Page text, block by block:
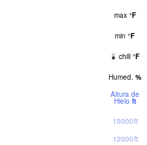
max °F
min °F
chill °F
Humed. %
Altura de
Hielo ft
12000ft
15000ft